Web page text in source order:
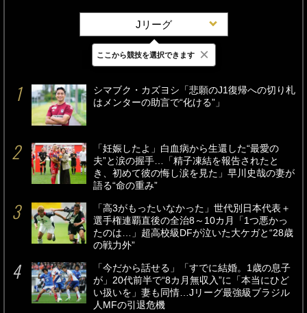
Jリーグ
最新 24時間 週間
シマブク・カズヨシ「悲願のJ1復帰への切り札
はメンターの助言で“化ける”」
「妊娠したよ」白血病から生還した“最愛の
夫”と涙の握手…「精子凍結を報告されたと
き、初めて彼の悔し涙を見た」早川史哉の妻が
語る“命の重み”
「高3がもったいなかった」世代別日本代表＋
選手権連覇直後の全治8～10カ月「1つ悪かっ
たのは…」超高校級DFが泣いた大ケガと“28歳
の戦力外”
「今だから話せる」「すでに結婚。1歳の息子
が」20代前半で“8カ月無収入”に「本当にひど
い扱いを」妻も同情…Jリーグ最強級ブラジル
人MFの引退危機
ここから競技を選択できます ×